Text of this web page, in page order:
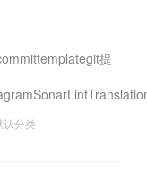
提
认分类